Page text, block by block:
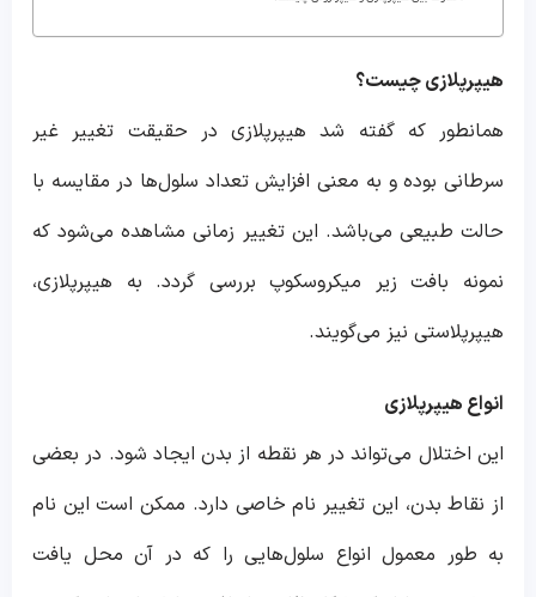
هیپرپلازی چیست؟
همانطور که گفته شد هیپرپلازی در حقیقت تغییر غیر
سرطانی بوده و به معنی افزایش تعداد سلول‌ها در مقایسه با
حالت طبیعی می‌باشد. این تغییر زمانی مشاهده می‌شود که
نمونه بافت زیر میکروسکوپ بررسی گردد. به هیپرپلازی،
هیپرپلاستی نیز می‌گویند.
انواع هیپرپلازی
این اختلال می‌تواند در هر نقطه از بدن ایجاد شود. در بعضی
از نقاط بدن، این تغییر نام خاصی دارد. ممکن است این نام
به طور معمول انواع سلول‌هایی را که در آن محل یافت